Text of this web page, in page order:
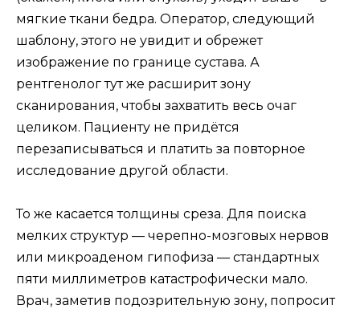
мягкие ткани бедра. Оператор, следующий
шаблону, этого не увидит и обрежет
изображение по границе сустава. А
рентгенолог тут же расширит зону
сканирования, чтобы захватить весь очаг
целиком. Пациенту не придётся
перезаписываться и платить за повторное
исследование другой области.
То же касается толщины среза. Для поиска
мелких структур — черепно-мозговых нервов
или микроаденом гипофиза — стандартных
пяти миллиметров катастрофически мало.
Врач, заметив подозрительную зону, попросит